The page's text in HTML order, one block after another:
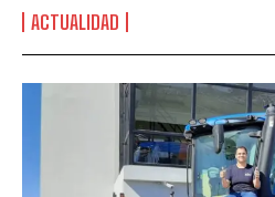
ACTUALIDAD